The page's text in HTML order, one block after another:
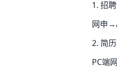
1. 招
网申
2. 简
PC端